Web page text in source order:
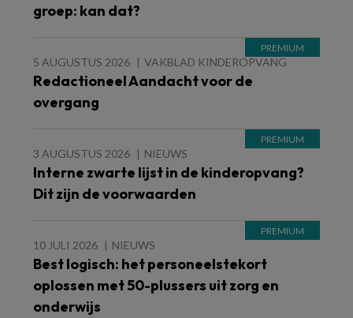
groep: kan dat?
5 AUGUSTUS 2026 VAKBLAD KINDEROPVANG
Redactioneel Aandacht voor de
overgang
3 AUGUSTUS 2026 NIEUWS
Interne zwarte lijst in de kinderopvang?
Dit zijn de voorwaarden
10 JULI 2026 NIEUWS
Best logisch: het personeelstekort
oplossen met 50-plussers uit zorg en
onderwijs